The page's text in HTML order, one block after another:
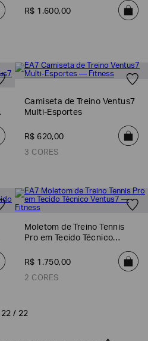
R$ 1 .600,00
Camiseta de Treino Ventus7
Multi-Esportes
R$ 620,00
3 CORES
Moletom de Treino Tennis
Pro em Tecido Técnico
R$ 1 .750,00
2 CORES
22 / 22